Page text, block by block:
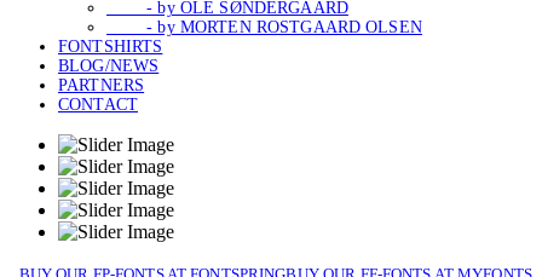
- by OLE SØNDERGAARD
- by MORTEN ROSTGAARD OLSEN
FONTSHIRTS
BLOG/NEWS
PARTNERS
CONTACT